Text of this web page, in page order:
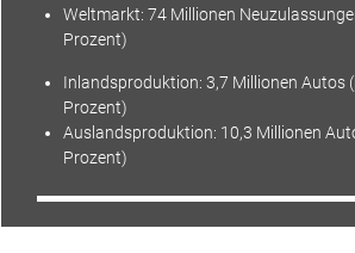
Weltmarkt: 74 Millionen
Prozent)
Inlandsproduktion: 3,7 Millionen Autos
Prozent)
Auslandsproduktion: 10,3 Millionen
Prozent)